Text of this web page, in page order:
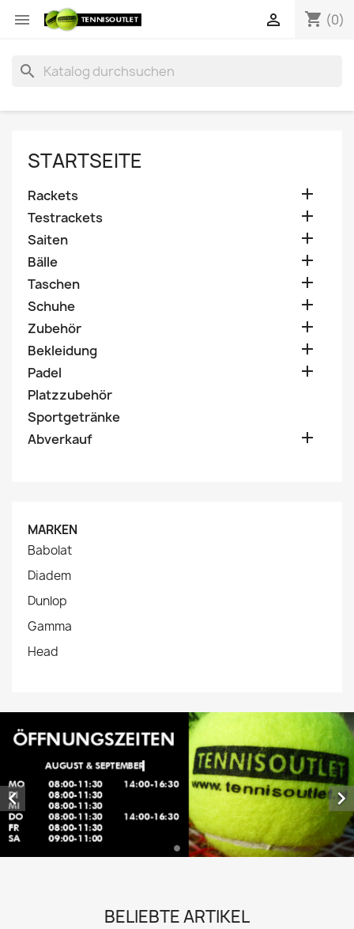
 shopping_cart (0)

search
STARTSEITE
Rackets 
Testrackets 
Saiten 
Bälle 
Taschen 
Schuhe 
Zubehör 
Bekleidung 
Padel 
Platzzubehör
Sportgetränke
Abverkauf

MARKEN
Babolat
Diadem
Dunlop
Gamma
Head
 
BELIEBTE ARTIKEL